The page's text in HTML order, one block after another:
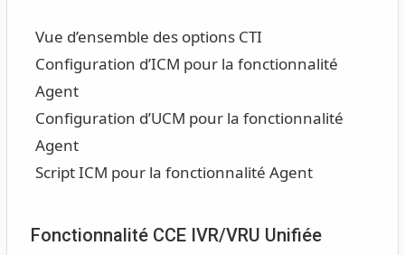
Vue d’ensemble des options CTI
Configuration d’ICM pour la fonctionnalité
Agent
Configuration d’UCM pour la fonctionnalité
Agent
Script ICM pour la fonctionnalité Agent
Fonctionnalité CCE IVR/VRU Unifiée